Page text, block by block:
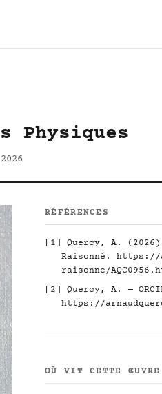
Physiques
RÉFÉRENCES
[1] Quercy, A.
Raisonné. https://
raisonne/
[2] Quercy, A. —
https://
OÙ VIT CETTE ŒUVRE